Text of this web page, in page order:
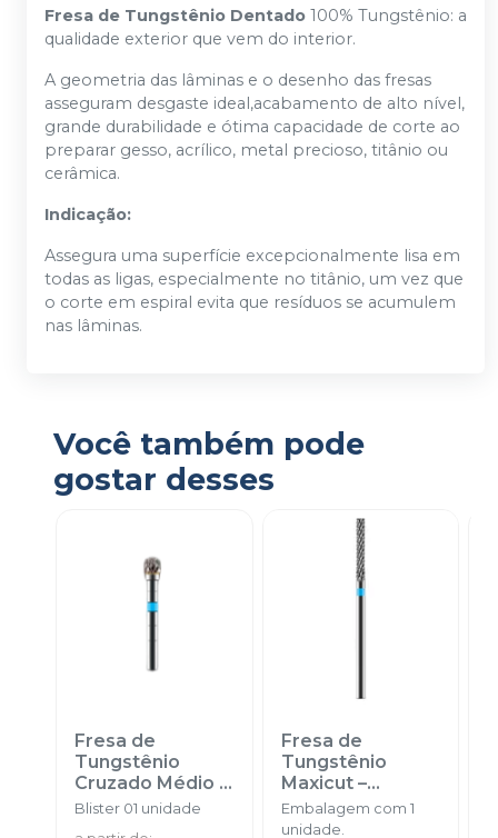
Fresa de Tungstênio Dentado 100% Tungstênio: a
qualidade exterior que vem do interior.
A geometria das lâminas e o desenho das fresas
asseguram desgaste ideal,acabamento de alto nível,
grande durabilidade e ótima capacidade de corte ao
preparar gesso, acrílico, metal precioso, titânio ou
cerâmica.
Indicação:
Assegura uma superfície excepcionalmente lisa em
todas as ligas, especialmente no titânio, um vez que
o corte em espiral evita que resíduos se acumulem
nas lâminas.
Você também pode
gostar desses
Fresa de
Tungstênio
Cruzado Médio -
AMERICAN
Blister 01 unidade
Fresa de
Tungstênio
Maxicut –
Cruzado Médio
AMERICAN
Embalagem com 1
unidade.